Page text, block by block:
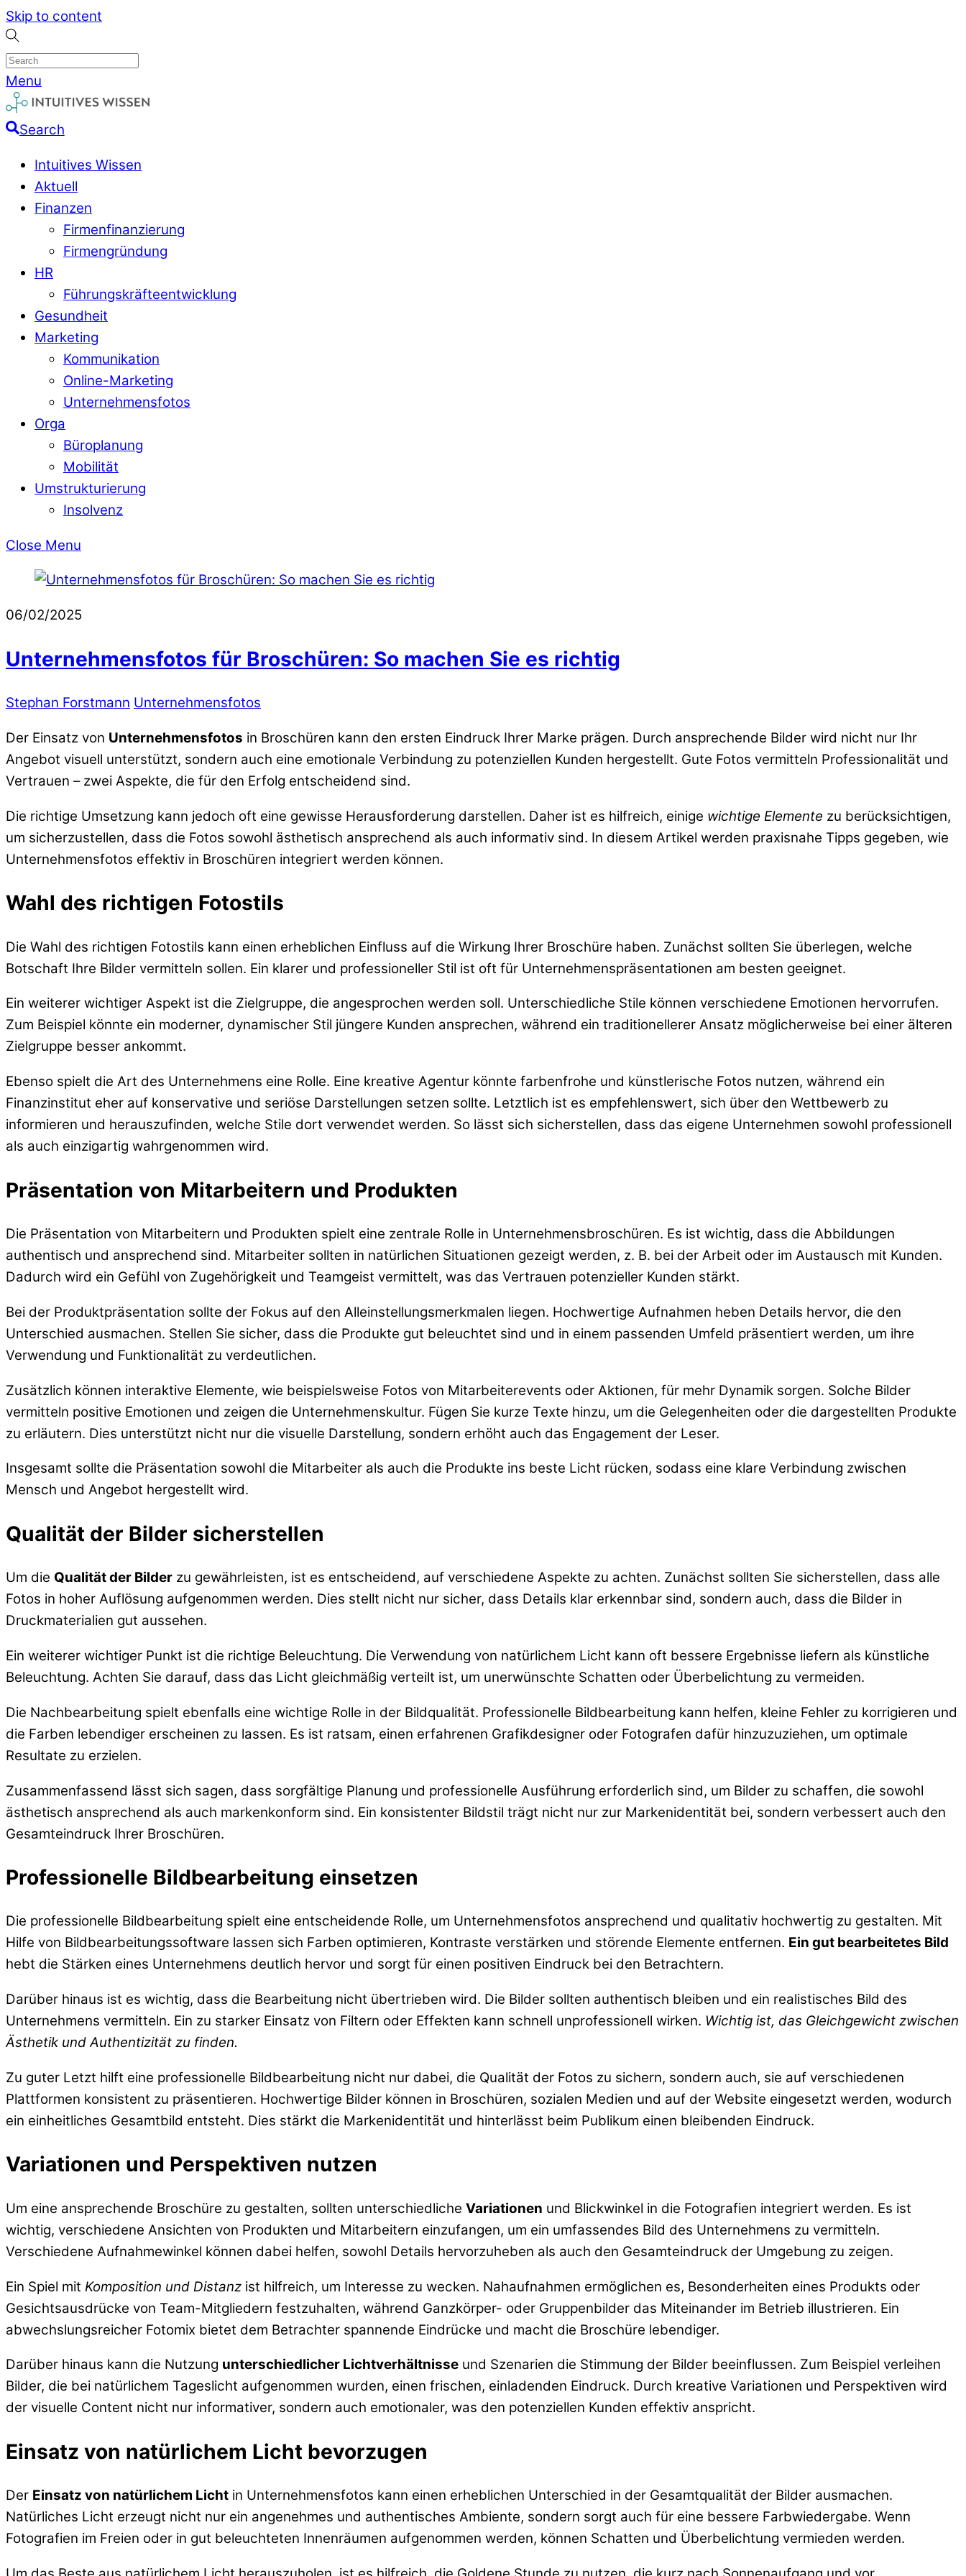
Skip to content
Menu
Search
Intuitives Wissen
Aktuell
Finanzen
Firmenfinanzierung
Firmengründung
HR
Führungskräfteentwicklung
Gesundheit
Marketing
Kommunikation
Online-Marketing
Unternehmensfotos
Orga
Büroplanung
Mobilität
Umstrukturierung
Insolvenz
Close Menu
06/02/2025
Unternehmensfotos für Broschüren: So machen Sie es richtig
Stephan Forstmann Unternehmensfotos
Der Einsatz von Unternehmensfotos in Broschüren kann den ersten Eindruck Ihrer Marke prägen. Durch ansprechende Bilder wird nicht nur Ihr
Angebot visuell unterstützt, sondern auch eine emotionale Verbindung zu potenziellen Kunden hergestellt. Gute Fotos vermitteln Professionalität und
Vertrauen – zwei Aspekte, die für den Erfolg entscheidend sind.
Die richtige Umsetzung kann jedoch oft eine gewisse Herausforderung darstellen. Daher ist es hilfreich, einige wichtige Elemente zu berücksichtigen,
um sicherzustellen, dass die Fotos sowohl ästhetisch ansprechend als auch informativ sind. In diesem Artikel werden praxisnahe Tipps gegeben, wie
Unternehmensfotos effektiv in Broschüren integriert werden können.
Wahl des richtigen Fotostils
Die Wahl des richtigen Fotostils kann einen erheblichen Einfluss auf die Wirkung Ihrer Broschüre haben. Zunächst sollten Sie überlegen, welche
Botschaft Ihre Bilder vermitteln sollen. Ein klarer und professioneller Stil ist oft für Unternehmenspräsentationen am besten geeignet.
Ein weiterer wichtiger Aspekt ist die Zielgruppe, die angesprochen werden soll. Unterschiedliche Stile können verschiedene Emotionen hervorrufen.
Zum Beispiel könnte ein moderner, dynamischer Stil jüngere Kunden ansprechen, während ein traditionellerer Ansatz möglicherweise bei einer älteren
Zielgruppe besser ankommt.
Ebenso spielt die Art des Unternehmens eine Rolle. Eine kreative Agentur könnte farbenfrohe und künstlerische Fotos nutzen, während ein
Finanzinstitut eher auf konservative und seriöse Darstellungen setzen sollte. Letztlich ist es empfehlenswert, sich über den Wettbewerb zu
informieren und herauszufinden, welche Stile dort verwendet werden. So lässt sich sicherstellen, dass das eigene Unternehmen sowohl professionell
als auch einzigartig wahrgenommen wird.
Präsentation von Mitarbeitern und Produkten
Die Präsentation von Mitarbeitern und Produkten spielt eine zentrale Rolle in Unternehmensbroschüren. Es ist wichtig, dass die Abbildungen
authentisch und ansprechend sind. Mitarbeiter sollten in natürlichen Situationen gezeigt werden, z. B. bei der Arbeit oder im Austausch mit Kunden.
Dadurch wird ein Gefühl von Zugehörigkeit und Teamgeist vermittelt, was das Vertrauen potenzieller Kunden stärkt.
Bei der Produktpräsentation sollte der Fokus auf den Alleinstellungsmerkmalen liegen. Hochwertige Aufnahmen heben Details hervor, die den
Unterschied ausmachen. Stellen Sie sicher, dass die Produkte gut beleuchtet sind und in einem passenden Umfeld präsentiert werden, um ihre
Verwendung und Funktionalität zu verdeutlichen.
Zusätzlich können interaktive Elemente, wie beispielsweise Fotos von Mitarbeiterevents oder Aktionen, für mehr Dynamik sorgen. Solche Bilder
vermitteln positive Emotionen und zeigen die Unternehmenskultur. Fügen Sie kurze Texte hinzu, um die Gelegenheiten oder die dargestellten Produkte
zu erläutern. Dies unterstützt nicht nur die visuelle Darstellung, sondern erhöht auch das Engagement der Leser.
Insgesamt sollte die Präsentation sowohl die Mitarbeiter als auch die Produkte ins beste Licht rücken, sodass eine klare Verbindung zwischen
Mensch und Angebot hergestellt wird.
Qualität der Bilder sicherstellen
Um die Qualität der Bilder zu gewährleisten, ist es entscheidend, auf verschiedene Aspekte zu achten. Zunächst sollten Sie sicherstellen, dass alle
Fotos in hoher Auflösung aufgenommen werden. Dies stellt nicht nur sicher, dass Details klar erkennbar sind, sondern auch, dass die Bilder in
Druckmaterialien gut aussehen.
Ein weiterer wichtiger Punkt ist die richtige Beleuchtung. Die Verwendung von natürlichem Licht kann oft bessere Ergebnisse liefern als künstliche
Beleuchtung. Achten Sie darauf, dass das Licht gleichmäßig verteilt ist, um unerwünschte Schatten oder Überbelichtung zu vermeiden.
Die Nachbearbeitung spielt ebenfalls eine wichtige Rolle in der Bildqualität. Professionelle Bildbearbeitung kann helfen, kleine Fehler zu korrigieren und
die Farben lebendiger erscheinen zu lassen. Es ist ratsam, einen erfahrenen Grafikdesigner oder Fotografen dafür hinzuzuziehen, um optimale
Resultate zu erzielen.
Zusammenfassend lässt sich sagen, dass sorgfältige Planung und professionelle Ausführung erforderlich sind, um Bilder zu schaffen, die sowohl
ästhetisch ansprechend als auch markenkonform sind. Ein konsistenter Bildstil trägt nicht nur zur Markenidentität bei, sondern verbessert auch den
Gesamteindruck Ihrer Broschüren.
Professionelle Bildbearbeitung einsetzen
Die professionelle Bildbearbeitung spielt eine entscheidende Rolle, um Unternehmensfotos ansprechend und qualitativ hochwertig zu gestalten. Mit
Hilfe von Bildbearbeitungssoftware lassen sich Farben optimieren, Kontraste verstärken und störende Elemente entfernen. Ein gut bearbeitetes Bild
hebt die Stärken eines Unternehmens deutlich hervor und sorgt für einen positiven Eindruck bei den Betrachtern.
Darüber hinaus ist es wichtig, dass die Bearbeitung nicht übertrieben wird. Die Bilder sollten authentisch bleiben und ein realistisches Bild des
Unternehmens vermitteln. Ein zu starker Einsatz von Filtern oder Effekten kann schnell unprofessionell wirken. Wichtig ist, das Gleichgewicht zwischen
Ästhetik und Authentizität zu finden.
Zu guter Letzt hilft eine professionelle Bildbearbeitung nicht nur dabei, die Qualität der Fotos zu sichern, sondern auch, sie auf verschiedenen
Plattformen konsistent zu präsentieren. Hochwertige Bilder können in Broschüren, sozialen Medien und auf der Website eingesetzt werden, wodurch
ein einheitliches Gesamtbild entsteht. Dies stärkt die Markenidentität und hinterlässt beim Publikum einen bleibenden Eindruck.
Variationen und Perspektiven nutzen
Um eine ansprechende Broschüre zu gestalten, sollten unterschiedliche Variationen und Blickwinkel in die Fotografien integriert werden. Es ist
wichtig, verschiedene Ansichten von Produkten und Mitarbeitern einzufangen, um ein umfassendes Bild des Unternehmens zu vermitteln.
Verschiedene Aufnahmewinkel können dabei helfen, sowohl Details hervorzuheben als auch den Gesamteindruck der Umgebung zu zeigen.
Ein Spiel mit Komposition und Distanz ist hilfreich, um Interesse zu wecken. Nahaufnahmen ermöglichen es, Besonderheiten eines Produkts oder
Gesichtsausdrücke von Team-Mitgliedern festzuhalten, während Ganzkörper- oder Gruppenbilder das Miteinander im Betrieb illustrieren. Ein
abwechslungsreicher Fotomix bietet dem Betrachter spannende Eindrücke und macht die Broschüre lebendiger.
Darüber hinaus kann die Nutzung unterschiedlicher Lichtverhältnisse und Szenarien die Stimmung der Bilder beeinflussen. Zum Beispiel verleihen
Bilder, die bei natürlichem Tageslicht aufgenommen wurden, einen frischen, einladenden Eindruck. Durch kreative Variationen und Perspektiven wird
der visuelle Content nicht nur informativer, sondern auch emotionaler, was den potenziellen Kunden effektiv anspricht.
Einsatz von natürlichem Licht bevorzugen
Der Einsatz von natürlichem Licht in Unternehmensfotos kann einen erheblichen Unterschied in der Gesamtqualität der Bilder ausmachen.
Natürliches Licht erzeugt nicht nur ein angenehmes und authentisches Ambiente, sondern sorgt auch für eine bessere Farbwiedergabe. Wenn
Fotografien im Freien oder in gut beleuchteten Innenräumen aufgenommen werden, können Schatten und Überbelichtung vermieden werden.